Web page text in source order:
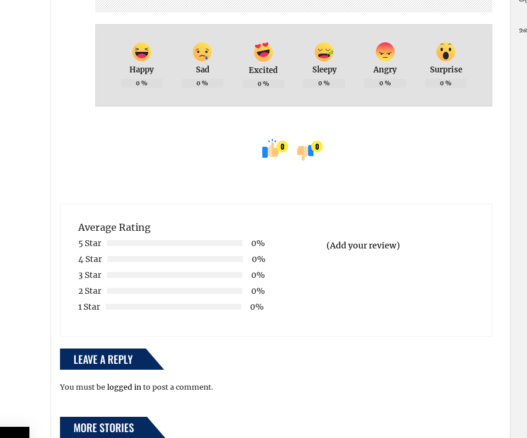
Happy
0 %
Sad
0 %
Excited
0 %
Sleepy
0 %
Angry
0 %
Surprise
0 %
0 0
Average Rating
5 Star
0%
4 Star
0%
3 Star
0%
2 Star
0%
1 Star
0%
(Add your review)
LEAVE A REPLY
You must be logged in to post a comment.
MORE STORIES